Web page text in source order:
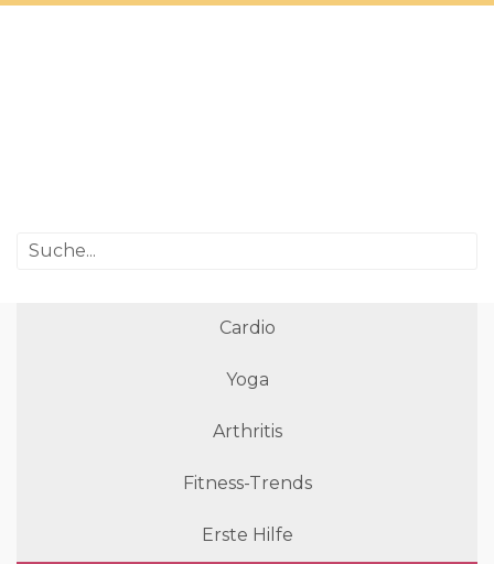
Cardio
Yoga
Arthritis
Fitness-Trends
Erste Hilfe